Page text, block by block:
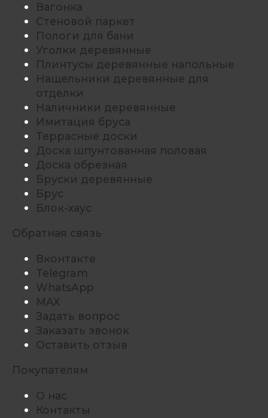
Вагонка
Стеновой паркет
Пологи для бани
Уголки деревянные
Плинтусы деревянные напольные
Нащельники деревянные для
отделки
Наличники деревянные
Имитация бруса
Террасные доски
Доска шпунтованная половая
Доска обрезная
Бруски деревянные
Брус
Блок-хаус
Обратная связь
Вконтакте
Telegram
WhatsApp
MAX
Задать вопрос
Заказать звонок
Оставить отзыв
Покупателям
О нас
Контакты